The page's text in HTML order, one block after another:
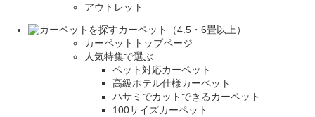
アウトレット
カーペット（4.5・6畳以上）
カーペットトップページ
人気特集で選ぶ
ペット対応カーペット
高級ホテル仕様カーペット
ハサミでカットできるカーペット
100サイズカーペット